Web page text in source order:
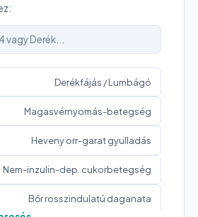
Derékfájás / Lumbágó
Magasvérnyomás-betegség
Heveny orr-garat gyulladás
Nem-inzulin-dep. cukorbetegség
Bőr rosszindulatú daganata